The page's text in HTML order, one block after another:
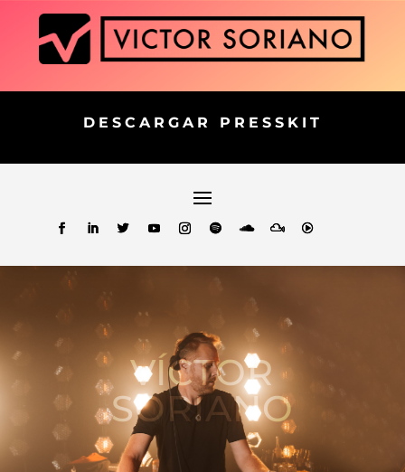
DESCARGAR PRESSKIT
VÍCTOR
SORIANO